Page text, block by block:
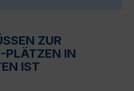
ZUR
PLÄTZEN IN
IST